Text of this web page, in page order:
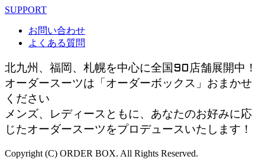
SUPPORT
お問い合わせ
よくある質問
北九州、福岡、札幌を中心に全国90店舗展開中！
オーダースーツは「オーダーボックス」おまかせ
ください
メンズ、レディースともに、あなたのお好みに応
じたオーダースーツをプロデュースいたします！
Copyright (C) ORDER BOX. All Rights Reserved.